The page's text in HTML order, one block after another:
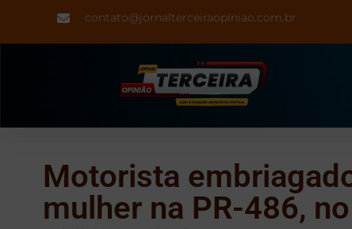
contato@jornalterceiraopiniao.com.br
Motorista
mulher na PR-486,